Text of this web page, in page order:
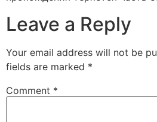
Leave a Reply
Your email address will not be
fields are marked *
Comment *